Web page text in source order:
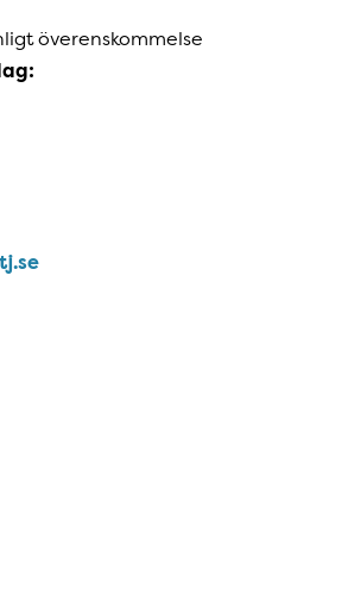
överenskommelse